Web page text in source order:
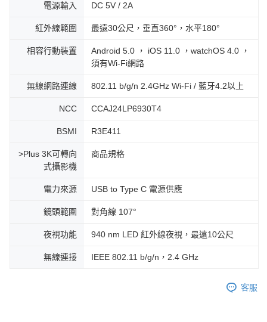
電源輸入 DC 5V / 2A
紅外線範圍 最遠30公尺，垂直360°，水平180°
相容行動裝置
Android 5.0 ， iOS 11.0 ，watchOS 4.0 ，
須有Wi-Fi網路
無線網路連線 802.11 b/g/n 2.4GHz Wi-Fi / 藍牙4.2以上
NCC CCAJ24LP6930T4
BSMI R3E411
>Plus 3K可轉向
式攝影機
商品規格
電力來源 USB to Type C 電源供應
鏡頭範圍 對角線 107°
夜視功能 940 nm LED 紅外線夜視，最遠10公尺
無線連接 IEEE 802.11 b/g/n，2.4 GHz
客服